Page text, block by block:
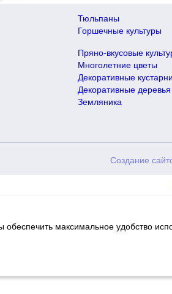
Тюльпаны
Горшечные культуры
Пряно-вкусовые
Многолетние цветы
Декоративные
Декоративные деревья
Земляника
Создание
обеспечить максимальное удобство